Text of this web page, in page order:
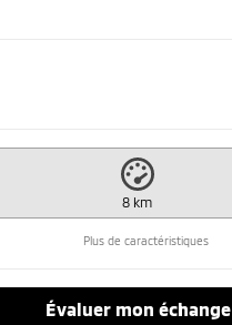
8 km
Plus de caractéristiques
Évaluer mon échange